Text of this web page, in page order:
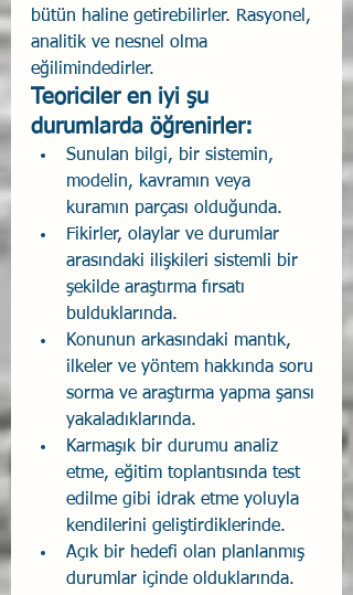
bütün haline getirebilirler. Rasyonel,
analitik ve nesnel olma
eğilimindedirler.
Teoriciler en iyi şu
durumlarda öğrenirler:
Sunulan bilgi, bir sistemin,
modelin, kavramın veya
kuramın parçası olduğunda.
Fikirler, olaylar ve durumlar
arasındaki ilişkileri sistemli bir
şekilde araştırma fırsatı
bulduklarında.
Konunun arkasındaki mantık,
ilkeler ve yöntem hakkında soru
sorma ve araştırma yapma şansı
yakaladıklarında.
Karmaşık bir durumu analiz
etme, eğitim toplantısında test
edilme gibi idrak etme yoluyla
kendilerini geliştirdiklerinde.
Açık bir hedefi olan planlanmış
durumlar içinde olduklarında.